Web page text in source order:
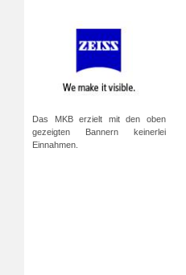
Das MKB erzielt mit den oben
gezeigten Bannern keinerlei
Einnahmen.